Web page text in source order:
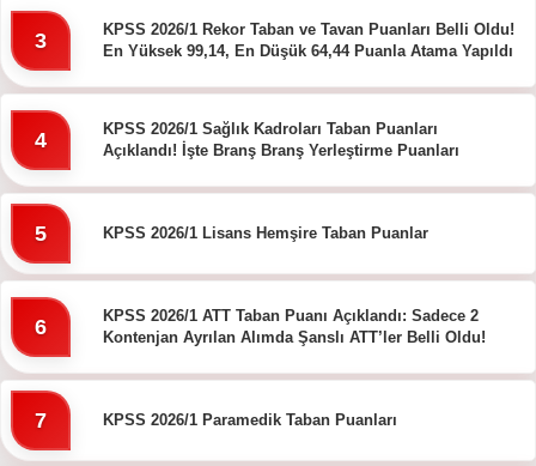
3
KPSS 2026/1 Rekor Taban ve Tavan Puanları Belli Oldu!
En Yüksek 99,14, En Düşük 64,44 Puanla Atama Yapıldı
4
KPSS 2026/1 Sağlık Kadroları Taban Puanları
Açıklandı! İşte Branş Branş Yerleştirme Puanları
5 KPSS 2026/1 Lisans Hemşire Taban Puanlar
6
KPSS 2026/1 ATT Taban Puanı Açıklandı: Sadece 2
Kontenjan Ayrılan Alımda Şanslı ATT’ler Belli Oldu!
7 KPSS 2026/1 Paramedik Taban Puanları